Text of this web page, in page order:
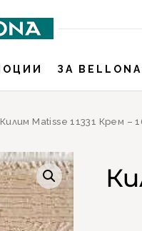
ЗА BELLONA
Matisse 11331 Крем –